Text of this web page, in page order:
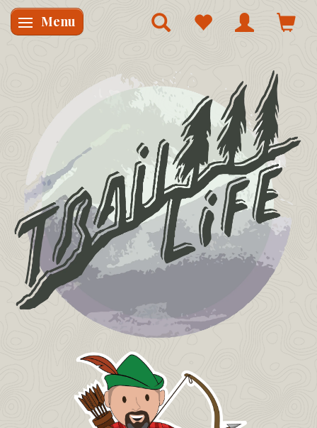
Skifte navigation
Menu